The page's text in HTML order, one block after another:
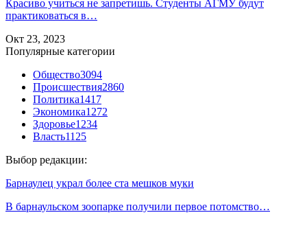
Красиво учиться не запретишь. Студенты АГМУ будут
практиковаться в…
Окт 23, 2023
Популярные категории
Общество3094
Происшествия2860
Политика1417
Экономика1272
Здоровье1234
Власть1125
Выбор редакции:
Барнаулец украл более ста мешков муки
В барнаульском зоопарке получили первое потомство…